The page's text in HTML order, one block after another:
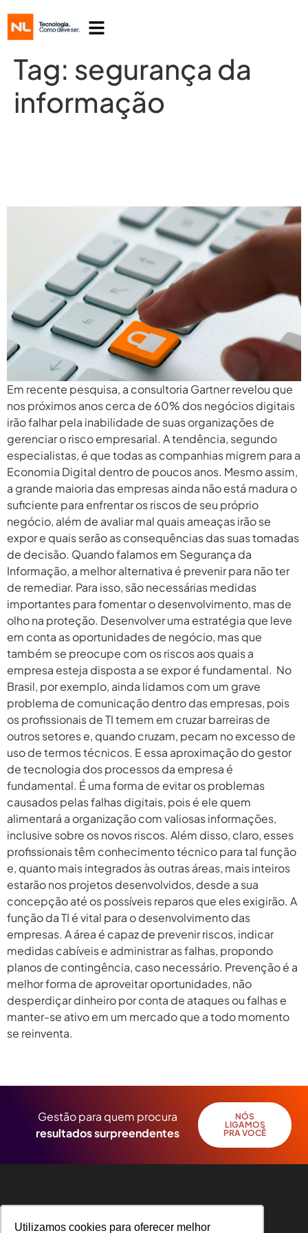
Utilizamos cookies para oferecer melhor
Utilizamos cookies para oferecer melhor
Tag: segurança da
informação
Em recente pesquisa, a consultoria Gartner revelou que
nos próximos anos cerca de 60% dos negócios digitais
irão falhar pela inabilidade de suas organizações de
gerenciar o risco empresarial. A tendência, segundo
especialistas, é que todas as companhias migrem para a
Economia Digital dentro de poucos anos. Mesmo assim,
a grande maioria das empresas ainda não está madura o
suficiente para enfrentar os riscos de seu próprio
negócio, além de avaliar mal quais ameaças irão se
expor e quais serão as consequências das suas tomadas
de decisão. Quando falamos em Segurança da
Informação, a melhor alternativa é prevenir para não ter
de remediar. Para isso, são necessárias medidas
importantes para fomentar o desenvolvimento, mas de
olho na proteção. Desenvolver uma estratégia que leve
em conta as oportunidades de negócio, mas que
também se preocupe com os riscos aos quais a
empresa esteja disposta a se expor é fundamental. No
Brasil, por exemplo, ainda lidamos com um grave
problema de comunicação dentro das empresas, pois
os profissionais de TI temem em cruzar barreiras de
outros setores e, quando cruzam, pecam no excesso de
uso de termos técnicos. E essa aproximação do gestor
de tecnologia dos processos da empresa é
fundamental. É uma forma de evitar os problemas
causados pelas falhas digitais, pois é ele quem
alimentará a organização com valiosas informações,
inclusive sobre os novos riscos. Além disso, claro, esses
profissionais têm conhecimento técnico para tal função
e, quanto mais integrados às outras áreas, mais inteiros
estarão nos projetos desenvolvidos, desde a sua
concepção até os possíveis reparos que eles exigirão. A
função da TI é vital para o desenvolvimento das
empresas. A área é capaz de prevenir riscos, indicar
medidas cabíveis e administrar as falhas, propondo
planos de contingência, caso necessário. Prevenção é a
melhor forma de aproveitar oportunidades, não
desperdiçar dinheiro por conta de ataques ou falhas e
manter-se ativo em um mercado que a todo momento
se reinventa.
Gestão para quem procura
resultados surpreendentes
NÓS
LIGAMOS
PRA VOCÊ